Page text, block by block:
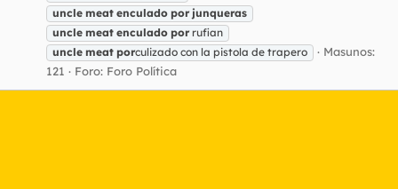
uncle meat enculado por junqueras
uncle meat enculado por rufian
uncle meat porculizado con la pistola de trapero
Masunos:
121
Foro: Foro Política